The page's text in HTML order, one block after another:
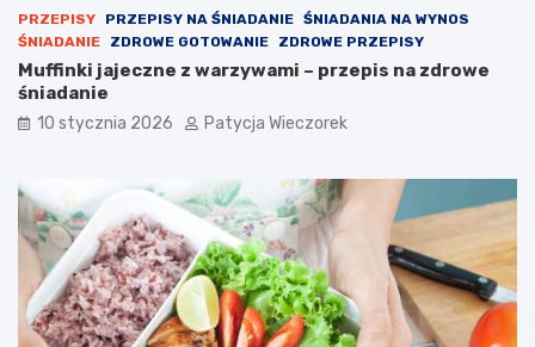
PRZEPISY PRZEPISY NA ŚNIADANIE ŚNIADANIA NA WYNOS
ŚNIADANIE
ZDROWE GOTOWANIE ZDROWE PRZEPISY
Muffinki jajeczne z warzywami – przepis na zdrowe
śniadanie
10 stycznia 2026 Patycja Wieczorek